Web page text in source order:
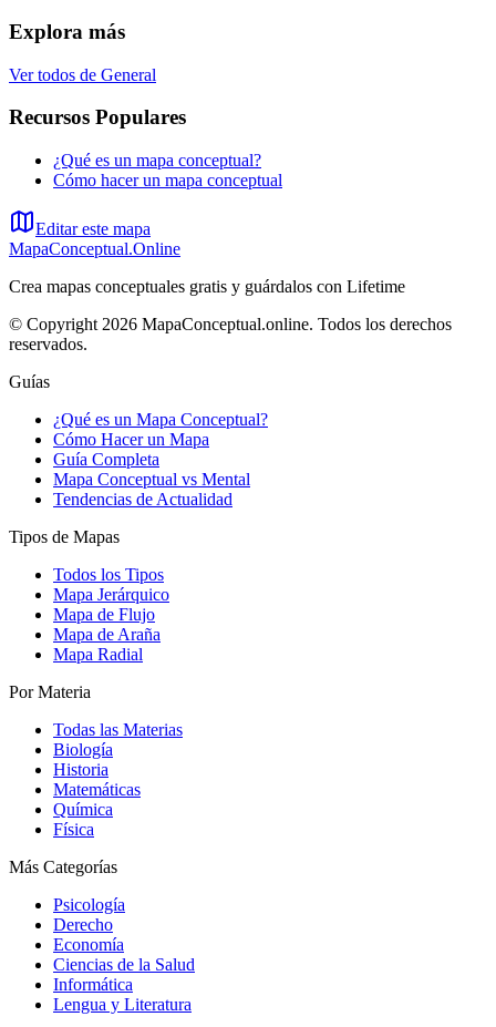
Explora más
Ver todos de General
Recursos Populares
¿Qué es un mapa conceptual?
Cómo hacer un mapa conceptual
Editar este mapa
MapaConceptual.Online
Crea mapas conceptuales gratis y guárdalos con Lifetime
© Copyright 2026 MapaConceptual.online. Todos los derechos
reservados.
Guías
¿Qué es un Mapa Conceptual?
Cómo Hacer un Mapa
Guía Completa
Mapa Conceptual vs Mental
Tendencias de Actualidad
Tipos de Mapas
Todos los Tipos
Mapa Jerárquico
Mapa de Flujo
Mapa de Araña
Mapa Radial
Por Materia
Todas las Materias
Biología
Historia
Matemáticas
Química
Física
Más Categorías
Psicología
Derecho
Economía
Ciencias de la Salud
Informática
Lengua y Literatura